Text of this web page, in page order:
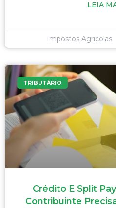
LEIA
Impostos Agricolas
TRIBUTÁRIO
Crédito E Split
Contribuinte